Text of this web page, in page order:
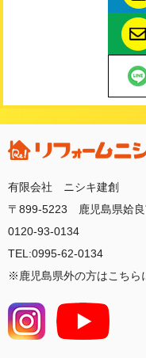
有限会社 ニシキ建創
〒899-5223 鹿児島県姶
0120-93-0134
TEL:0995-62-0134
※鹿児島県外の方はこちら